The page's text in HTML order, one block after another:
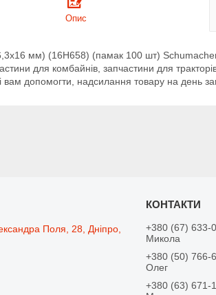
Опис
мм) (16H658) (памак 100 шт) Schumacher,
для комбайнів, запчастини для
вам допомогти, надсилання товару на день
Поля, 28, Дніпро,
+380 (67) 633-
Микола
+380 (50) 766-
Олег
+380 (63) 671-